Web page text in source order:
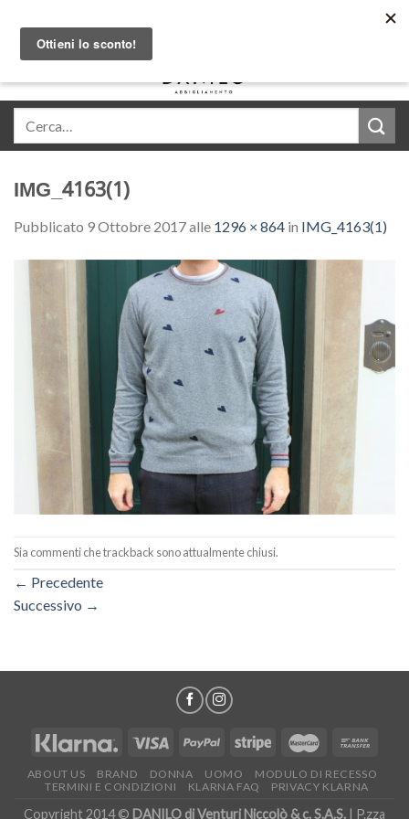
content
IMG_4163(1)
Pubblicato 9 Ottobre 2017alle 1296 × 864 in IMG_4163(1)
Sia commenti che trackback sono attualmente chiusi.
← Precedente
Successivo →
ABOUT US BRAND DONNA UOMO
MODULO DI RECESSO
TERMINI E CONDIZIONI
KLARNA FAQ PRIVACY KLARNA
Copyright 2014 © DANILO di Venturi Niccolò & c. S.A.S. | P.zza